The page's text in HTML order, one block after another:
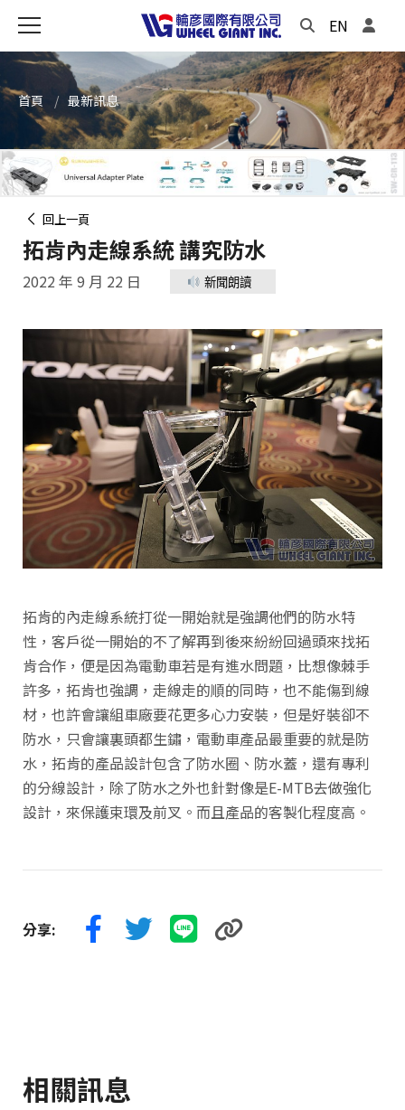
EN
首頁 最新訊息
回上一頁
拓肯內走線系統 講究防水
2022 年 9 月 22 日 新聞朗讀
拓肯的內走線系統打從一開始就是強調他們的防水特
性，客戶從一開始的不了解再到後來紛紛回過頭來找拓
肯合作，便是因為電動車若是有進水問題，比想像棘手
許多，拓肯也強調，走線走的順的同時，也不能傷到線
材，也許會讓組車廠要花更多心力安裝，但是好裝卻不
防水，只會讓裏頭都生鏽，電動車產品最重要的就是防
水，拓肯的產品設計包含了防水圈、防水蓋，還有專利
的分線設計，除了防水之外也針對像是E-MTB去做強化
設計，來保護束環及前叉。而且產品的客製化程度高。
分享:
相關訊息